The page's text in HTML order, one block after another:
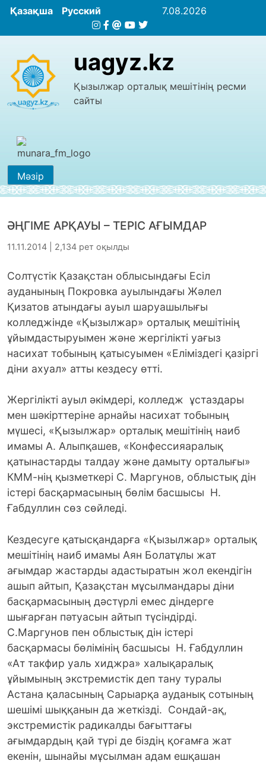
Қазақша Русский 7.08.2026
uagyz.kz
Қызылжар орталық мешітінің ресми
сайты
Мәзір
ӘҢГІМЕ АРҚАУЫ – ТЕРІС АҒЫМДАР
11.11.2014 | 2,134 рет оқылды
Солтүстік Қазақстан облысындағы Есіл
ауданының Покровка ауылындағы Жәлел
Қизатов атындағы ауыл шаруашылығы
колледжінде «Қызылжар» орталық мешітінің
ұйымдастыруымен және жергілікті уағыз
насихат тобының қатысуымен «Еліміздегі қазіргі
діни ахуал» атты кездесу өтті.
Жергілікті ауыл әкімдері, колледж ұстаздары
мен шәкірттеріне арнайы насихат тобының
мүшесі, «Қызылжар» орталық мешітінің наиб
имамы А. Алыпқашев, «Конфессияаралық
қатынастарды талдау және дамыту орталығы»
КММ-нің қызметкері С. Маргунов, облыстық дiн
iстерi басқармасының бөлiм басшысы Н.
Ғабдуллин сөз сөйледі.
Кездесуге қатысқандарға «Қызылжар» орталық
мешітінің наиб имамы Аян Болатұлы жат
ағымдар жастарды адастыратын жол екендігін
ашып айтып, Қазақстан мұсылмандары діни
басқармасының дәстүрлі емес діндерге
шығарған пәтуасын айтып түсіндірді.
С.Маргунов пен облыстық дiн iстерi
басқармасы бөлiмiнiң басшысы Н. Ғабдуллин
«Ат такфир уаль хиджра» халықаралық
ұйымының экстремистік деп тану туралы
Астана қаласының Сарыарқа ауданық сотының
шешімі шыққанын да жеткізді. Сондай-ақ,
экстремистік радикалды бағыттағы
ағымдардың қай түрі де біздің қоғамға жат
екенін, шынайы мұсылман адам ешқашан